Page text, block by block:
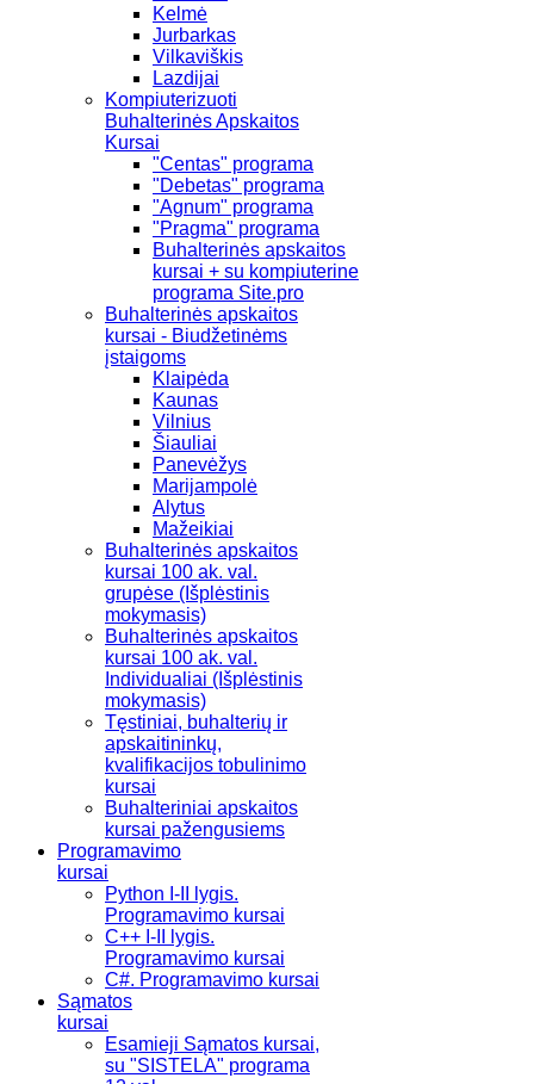
Kelmė
Jurbarkas
Vilkaviškis
Lazdijai
Kompiuterizuoti
Buhalterinės Apskaitos
Kursai
"Centas" programa
"Debetas" programa
"Agnum" programa
"Pragma" programa
Buhalterinės apskaitos
kursai + su kompiuterine
programa Site.pro
Buhalterinės apskaitos
kursai - Biudžetinėms
įstaigoms
Klaipėda
Kaunas
Vilnius
Šiauliai
Panevėžys
Marijampolė
Alytus
Mažeikiai
Buhalterinės apskaitos
kursai 100 ak. val.
grupėse (Išplėstinis
mokymasis)
Buhalterinės apskaitos
kursai 100 ak. val.
Individualiai (Išplėstinis
mokymasis)
Tęstiniai, buhalterių ir
apskaitininkų,
kvalifikacijos tobulinimo
kursai
Buhalteriniai apskaitos
kursai pažengusiems
Programavimo
kursai
Python I-II lygis.
Programavimo kursai
C++ I-II lygis.
Programavimo kursai
C#. Programavimo kursai
Sąmatos
kursai
Esamieji Sąmatos kursai,
su "SISTELA" programa